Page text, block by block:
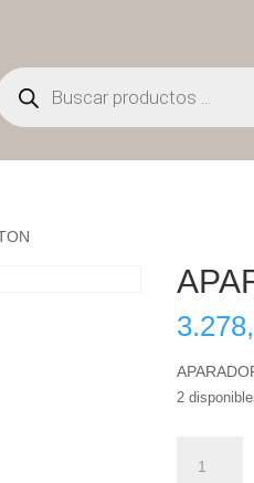
Búsqueda
2
HATON